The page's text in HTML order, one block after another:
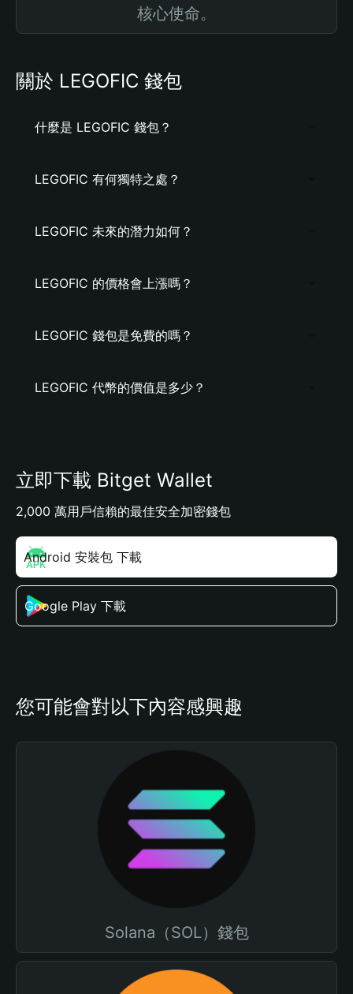
核心使命。
關於 LEGOFIC 錢包
什麼是 LEGOFIC 錢包？
LEGOFIC 有何獨特之處？
LEGOFIC 未來的潛力如何？
LEGOFIC 的價格會上漲嗎？
LEGOFIC 錢包是免費的嗎？
LEGOFIC 代幣的價值是多少？
立即下載 Bitget Wallet
2,000 萬用戶信賴的最佳安全加密錢包
Android 安裝包 下載
Google Play 下載
您可能會對以下內容感興趣
Solana（SOL）錢包